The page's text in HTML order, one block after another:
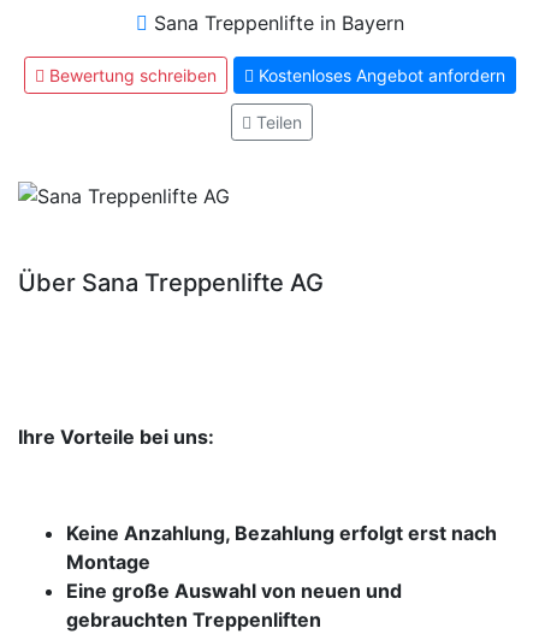
Sana Treppenlifte in Bayern
Bewertung schreiben Kostenloses Angebot anfordern
Teilen
Über Sana Treppenlifte AG
Ihre Vorteile bei uns:
Keine Anzahlung, Bezahlung erfolgt erst nach
Montage
Eine große Auswahl von neuen und
gebrauchten Treppenliften